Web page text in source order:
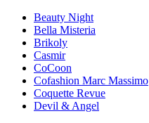
Beauty Night
Bella Misteria
Brikoly
Casmir
CoCoon
Cofashion Marc Massimo
Coquette Revue
Devil & Angel